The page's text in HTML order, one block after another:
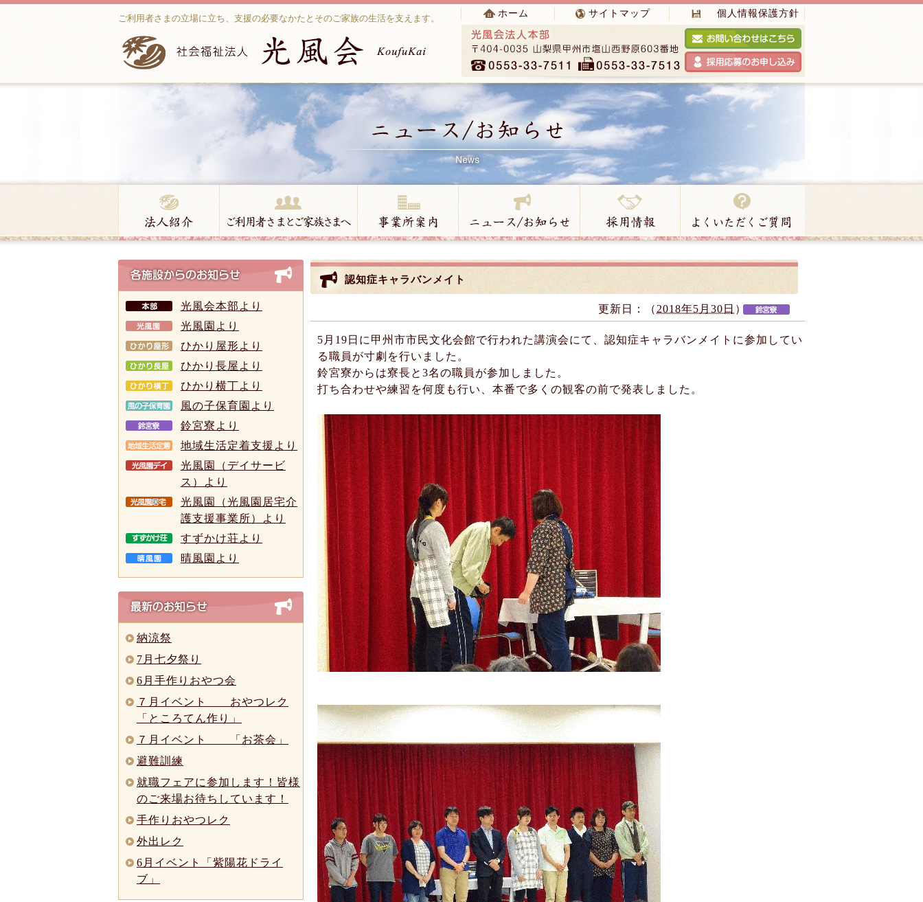
ご利用者さまの立場に立ち、支援の必要なかたとそのご家族の生活を支えます。 ホーム サイトマップ 個人情報保護方針
光風会本部より
光風園より
ひかり屋形より
ひかり長屋より
ひかり横丁より
風の子保育園より
鈴宮寮より
地域生活定着支援より
光風園（デイサービ
ス）より
光風園（光風園居宅介
護支援事業所）より
すずかけ荘より
晴風園より
納涼祭
7月七夕祭り
6月手作りおやつ会
７月イベント おやつレク
「ところてん作り」
７月イベント 「お茶会」
避難訓練
就職フェアに参加します！皆様
のご来場お待ちしています！
手作りおやつレク
外出レク
6月イベント「紫陽花ドライ
ブ」
認知症キャラバンメイト
更新日：（ 2018年5月30日 ）
5月19日に甲州市市民文化会館で行われた講演会にて、認知症キャラバンメイトに参加してい
る職員が寸劇を行いました。
鈴宮寮からは寮長と3名の職員が参加しました。
打ち合わせや練習を何度も行い、本番で多くの観客の前で発表しました。